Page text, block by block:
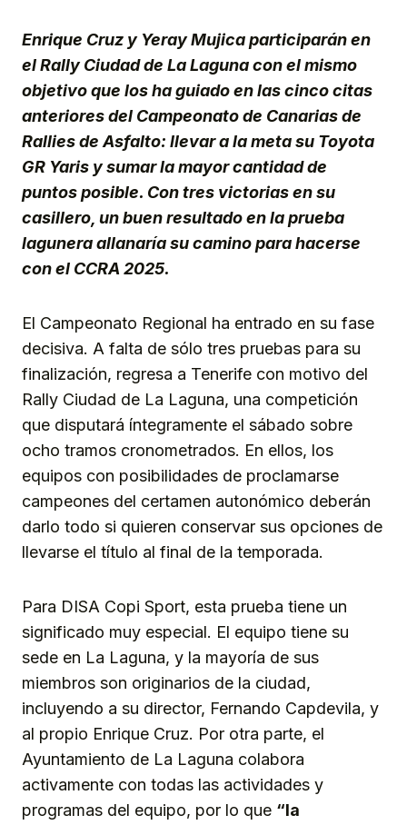
Enrique Cruz y Yeray Mujica participarán en
el Rally Ciudad de La Laguna con el mismo
objetivo que los ha guiado en las cinco citas
anteriores del Campeonato de Canarias de
Rallies de Asfalto: llevar a la meta su Toyota
GR Yaris y sumar la mayor cantidad de
puntos posible. Con tres victorias en su
casillero, un buen resultado en la prueba
lagunera allanaría su camino para hacerse
con el CCRA 2025.
El Campeonato Regional ha entrado en su fase
decisiva. A falta de sólo tres pruebas para su
finalización, regresa a Tenerife con motivo del
Rally Ciudad de La Laguna, una competición
que disputará íntegramente el sábado sobre
ocho tramos cronometrados. En ellos, los
equipos con posibilidades de proclamarse
campeones del certamen autonómico deberán
darlo todo si quieren conservar sus opciones de
llevarse el título al final de la temporada.
Para DISA Copi Sport, esta prueba tiene un
significado muy especial. El equipo tiene su
sede en La Laguna, y la mayoría de sus
miembros son originarios de la ciudad,
incluyendo a su director, Fernando Capdevila, y
al propio Enrique Cruz. Por otra parte, el
Ayuntamiento de La Laguna colabora
activamente con todas las actividades y
programas del equipo, por lo que “la